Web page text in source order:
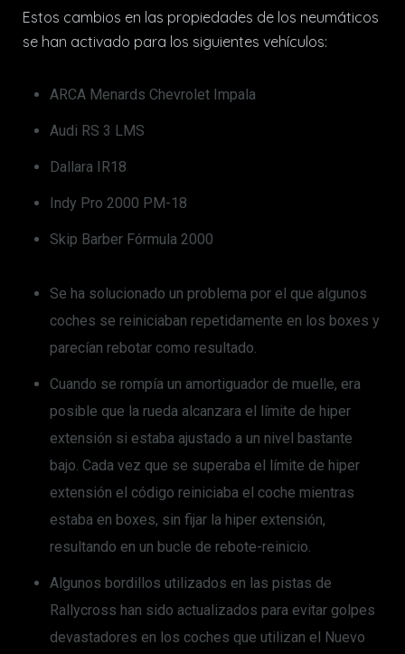
Estos cambios en las propiedades de los neumáticos
se han activado para los siguientes vehículos:
ARCA Menards Chevrolet Impala
Audi RS 3 LMS
Dallara IR18
Indy Pro 2000 PM-18
Skip Barber Fórmula 2000
Se ha solucionado un problema por el que algunos
coches se reiniciaban repetidamente en los boxes y
parecían rebotar como resultado.
Cuando se rompía un amortiguador de muelle, era
posible que la rueda alcanzara el límite de hiper
extensión si estaba ajustado a un nivel bastante
bajo. Cada vez que se superaba el límite de hiper
extensión el código reiniciaba el coche mientras
estaba en boxes, sin fijar la hiper extensión,
resultando en un bucle de rebote-reinicio.
Algunos bordillos utilizados en las pistas de
Rallycross han sido actualizados para evitar golpes
devastadores en los coches que utilizan el Nuevo